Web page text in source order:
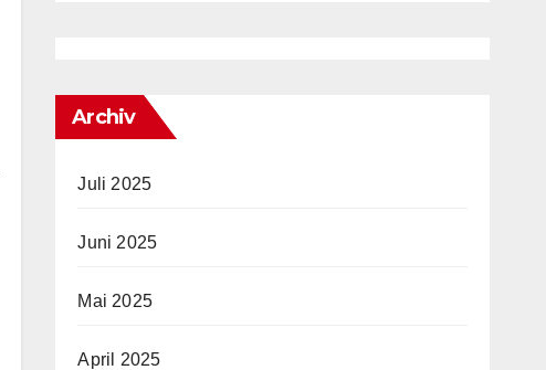
Archiv
Juli 2025
Juni 2025
Mai 2025
April 2025